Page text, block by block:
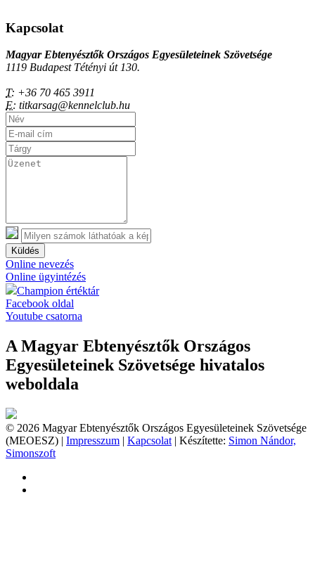
Kapcsolat
Magyar Ebtenyésztők Országos Egyesületeinek Szövetsége
1119 Budapest Tétényi út 130.
T: +36 70 465 3911
E: titkarsag@kennelclub.hu
Küldés
Online nevezés
Online ügyintézés
Champion értéktár
Facebook oldal
Youtube csatorna
A Magyar Ebtenyésztők Országos
Egyesületeinek Szövetsége hivatalos
weboldala
© 2026 Magyar Ebtenyésztők Országos Egyesületeinek Szövetsége
(MEOESZ) | Impresszum | Kapcsolat | Készítette: Simon Nándor,
Simonszoft